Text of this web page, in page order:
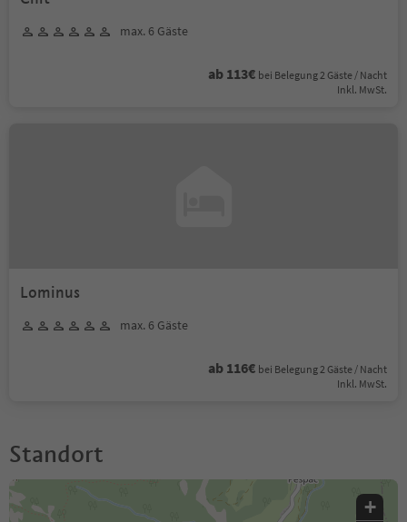
max. 6 Gäste
ab 113€ bei Belegung 2 Gäste / Nacht
Inkl. MwSt.
Lominus
max. 6 Gäste
ab 116€ bei Belegung 2 Gäste / Nacht
Inkl. MwSt.
Standort
+